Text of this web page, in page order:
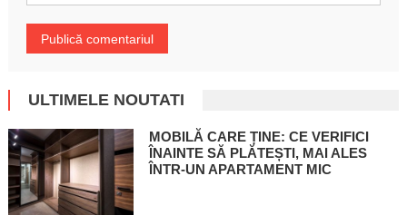
ULTIMELE NOUTATI
MOBILĂ CARE ȚINE: CE VERIFICI
ÎNAINTE SĂ PLĂTEȘTI, MAI ALES
ÎNTR-UN APARTAMENT MIC